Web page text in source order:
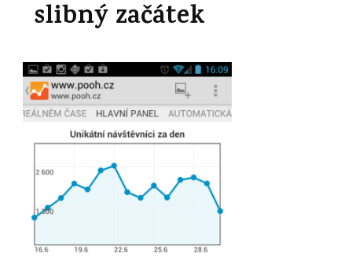
slibný začátek